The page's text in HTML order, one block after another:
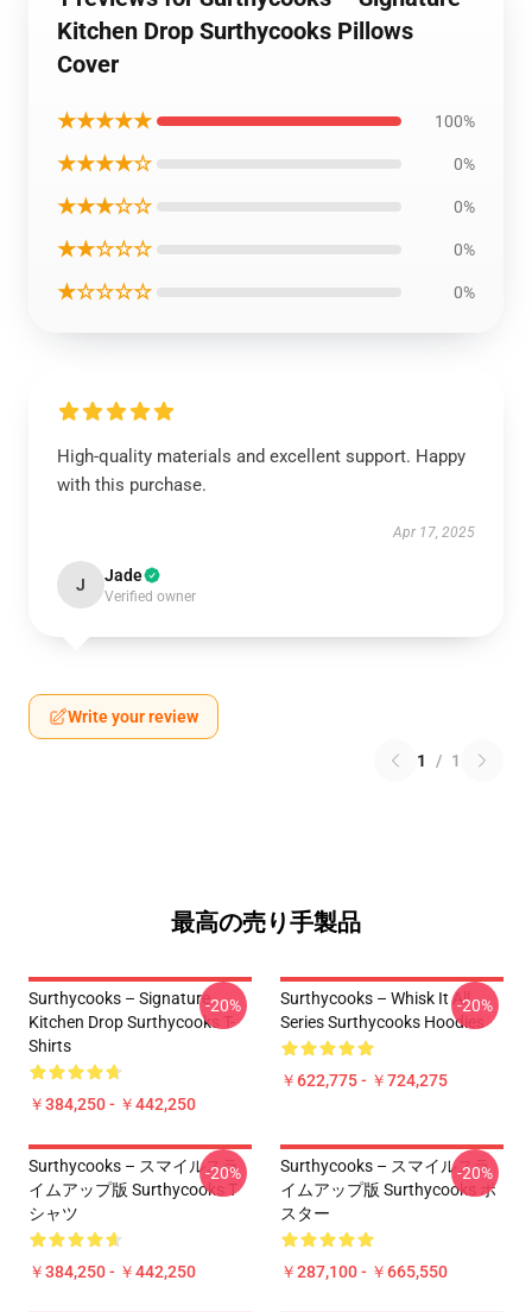
Kitchen Drop Surthycooks Pillows
Cover
★★★★★ 100%
★★★★☆ 0%
★★★☆☆ 0%
★★☆☆☆ 0%
★☆☆☆☆ 0%
High-quality materials and excellent support. Happy
with this purchase.
Apr 17, 2025
J Jade
Verified owner
Write your review
1 / 1
最高の売り手製品
Surthycooks – Signature
Kitchen Drop Surthycooks T-
Shirts
￥384,250 - ￥442,250
-20%
Surthycooks – Whisk It All
Series Surthycooks Hoodies
￥622,775 - ￥724,275
-20%
Surthycooks – スマイルスラ
イムアップ版 Surthycooks T
シャツ
￥384,250 - ￥442,250
-20%
Surthycooks – スマイルスラ
イムアップ版 Surthycooks ポ
スター
￥287,100 - ￥665,550
-20%